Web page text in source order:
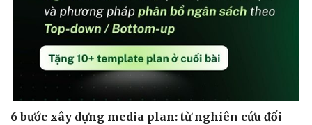
6 bước xây dựng media plan: từ nghiên cứu đối